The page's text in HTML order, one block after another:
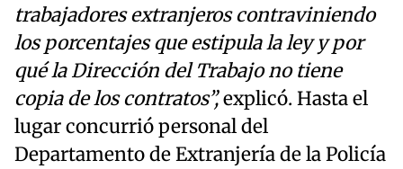
trabajadores extranjeros contraviniendo
los porcentajes que estipula la ley y por
qué la Dirección del Trabajo no tiene
copia de los contratos”,explicó. Hasta el
lugar concurrió personal del
Departamento de Extranjería de la Policía